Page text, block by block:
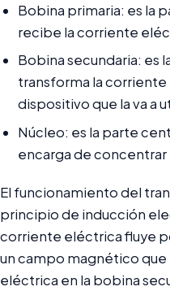
Bobina primaria: es la
recibe la corriente
Bobina secundaria: es
transforma la corriente
dispositivo que la va a
Núcleo: es la parte
encarga de
El funcionamiento del
principio de inducción
corriente eléctrica fluye
un campo magnético
eléctrica en la bobina